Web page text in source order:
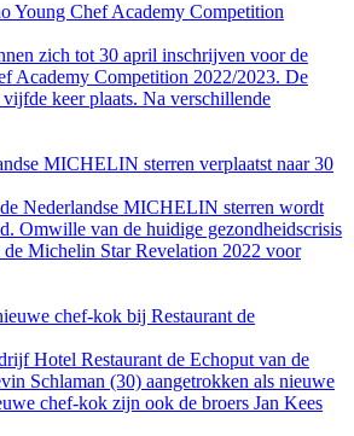
Young Chef Academy Competition
zich tot 30 april inschrijven voor de
Academy Competition 2022/2023. De
keer plaats. Na verschillende
MICHELIN sterren verplaatst naar 30
Nederlandse MICHELIN sterren wordt
Omwille van de huidige gezondheidscrisis
Michelin Star Revelation 2022 voor
chef-kok bij Restaurant de
Hotel Restaurant de Echoput van de
Schlaman (30) aangetrokken als nieuwe
chef-kok zijn ook de broers Jan Kees